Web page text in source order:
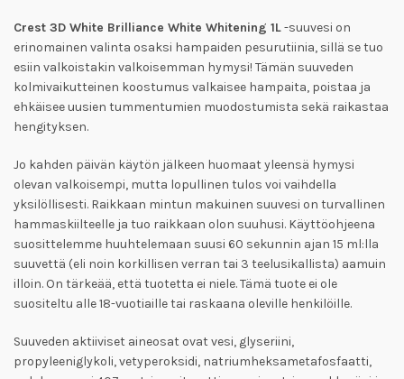
Crest 3D White Brilliance White Whitening 1L-suuvesi on
erinomainen valinta osaksi hampaiden pesurutiinia, sillä se tuo
esiin valkoistakin valkoisemman hymysi! Tämän suuveden
kolmivaikutteinen koostumus valkaisee hampaita, poistaa ja
ehkäisee uusien tummentumien muodostumista sekä raikastaa
hengityksen.
Jo kahden päivän käytön jälkeen huomaat yleensä hymysi
olevan valkoisempi, mutta lopullinen tulos voi vaihdella
yksilöllisesti. Raikkaan mintun makuinen suuvesi on turvallinen
hammaskiilteelle ja tuo raikkaan olon suuhusi. Käyttöohjeena
suosittelemme huuhtelemaan suusi 60 sekunnin ajan 15 ml:lla
suuvettä (eli noin korkillisen verran tai 3 teelusikallista) aamuin
illoin. On tärkeää, että tuotetta ei niele. Tämä tuote ei ole
suositeltu alle 18-vuotiaille tai raskaana oleville henkilöille.
Suuveden aktiiviset aineosat ovat vesi, glyseriini,
propyleeniglykoli, vetyperoksidi, natriumheksametafosfaatti,